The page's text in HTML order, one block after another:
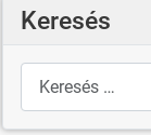
Keresés
Keresés